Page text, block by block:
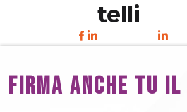
telli
FIRMA ANCHE TU